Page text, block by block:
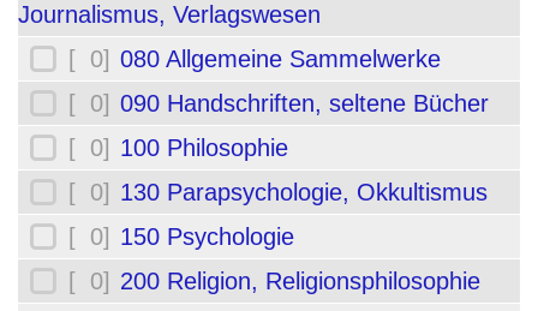
Journalismus, Verlagswesen
[ 0] 080 Allgemeine Sammelwerke
[ 0] 090 Handschriften, seltene Bücher
[ 0] 100 Philosophie
[ 0] 130 Parapsychologie, Okkultismus
[ 0] 150 Psychologie
[ 0] 200 Religion, Religionsphilosophie